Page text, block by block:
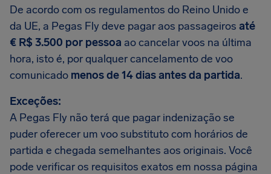
De acordo com os regulamentos do Reino Unido e
da UE, a Pegas Fly deve pagar aos passageiros até
€ R$ 3.500 por pessoa ao cancelar voos na última
hora, isto é, por qualquer cancelamento de voo
comunicado menos de 14 dias antes da partida.
Exceções:
A Pegas Fly não terá que pagar indenização se
puder oferecer um voo substituto com horários de
partida e chegada semelhantes aos originais. Você
pode verificar os requisitos exatos em nossa página